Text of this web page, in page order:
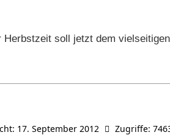
soll jetzt dem vielseitigen
17. September 2012 Zugriffe: